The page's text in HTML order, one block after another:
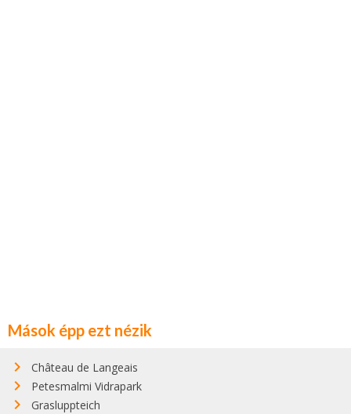
Mások épp ezt nézik
Château de Langeais
Petesmalmi Vidrapark
Grasluppteich